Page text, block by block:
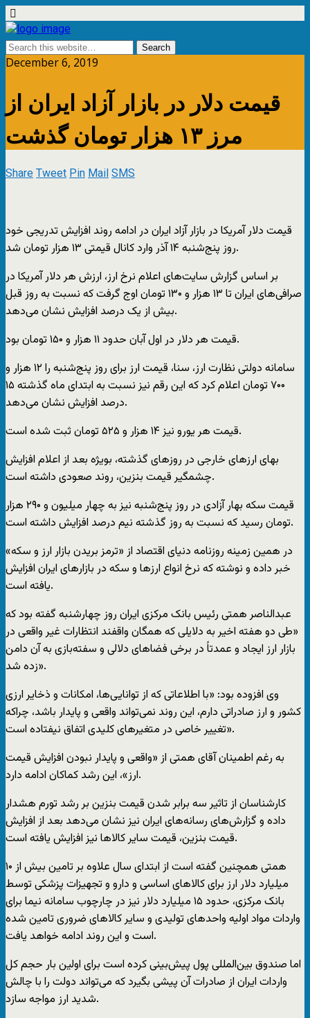
December 6, 2019
قیمت دلار در بازار آزاد ایران از
مرز ۱۳ هزار تومان گذشت
ShareTweetPinMailSMS
قیمت دلار آمریکا در بازار آزاد ایران در ادامه روند افزایش تدریجی خود
روز پنج‌شنبه ۱۴ آذر وارد کانال قیمتی ۱۳ هزار تومان شد.
بر اساس گزارش سایت‌های اعلام نرخ ارز، ارزش هر دلار آمریکا در
صرافی‌های ایران تا ۱۳ هزار و ۱۳۰ تومان اوج گرفت که نسبت به روز قبل
بیش از یک درصد افزایش نشان می‌دهد.
قیمت هر دلار در اول آبان حدود ۱۱ هزار و ۱۵۰ تومان بود.
سامانه دولتی نظارت ارز، سنا، قیمت ارز برای روز پنج‌شنبه را ۱۲ هزار و
۷۰۰ تومان اعلام کرد که این رقم نیز نسبت به ابتدای ماه گذشته ۱۵
درصد افزایش نشان می‌دهد.
قیمت هر یورو نیز ۱۴ هزار و ۵۲۵ تومان ثبت شده است.
بهای ارزهای خارجی در روزهای گذشته، بویژه بعد از اعلام افزایش
چشمگیر قیمت بنزین، روند صعودی داشته است.
قیمت سکه بهار آزادی در روز پنج‌شنبه نیز به چهار میلیون و ۲۹۰ هزار
تومان رسید که نسبت به روز گذشته نیم درصد افزایش داشته است.
در همین زمینه روزنامه دنیای اقتصاد از «ترمز بریدن بازار ارز و سکه»
خبر داده و نوشته که نرخ انواع ارزها و سکه در بازارهای ایران افزایش
یافته است.
عبدالناصر همتی رئیس بانک مرکزی ایران روز چهارشنبه گفته بود که
«طی دو هفته اخیر به دلایلی که همگان واقفند انتظارات غیر واقعی در
بازار ارز ایجاد و عمدتاً در برخی فضاهای دلالی و سفته‌بازی به آن دامن
زده شد».
وی افزوده بود: «با اطلاعاتی که از توانایی‌ها، امکانات و ذخایر ارزی
کشور و ارز صادراتی دارم، این روند نمی‌تواند واقعی و پایدار باشد، چراکه
تغییر خاصی در متغیرهای کلیدی اتفاق نیفتاده است».
به رغم اطمینان آقای همتی از «واقعی و پایدار نبودن افزایش قیمت
ارز»، این رشد کماکان ادامه دارد.
کارشناسان از تاثیر سه برابر شدن قیمت بنزین بر رشد تورم هشدار
داده و گزارش‌های رسانه‌های ایران نیز نشان می‌دهد بعد از افزایش
قیمت بنزین، قیمت سایر کالاها نیز افزایش یافته است.
همتی همچنین گفته است از ابتدای سال علاوه بر تامین بیش از ۱۰
میلیارد دلار ارز برای کالاهای اساسی و دارو و تجهیزات پزشکی توسط
بانک مرکزی، حدود ۱۵ میلیارد دلار نیز در چارچوب سامانه نیما برای
واردات مواد اولیه واحدهای تولیدی و سایر کالاهای ضروری تامین شده
است و این روند ادامه خواهد یافت.
اما صندوق بین‌المللی پول پیش‌بینی کرده است برای اولین بار حجم کل
واردات ایران از صادرات آن پیشی‌ بگیرد که می‌تواند دولت را با چالش
شدید ارز مواجه سازد.